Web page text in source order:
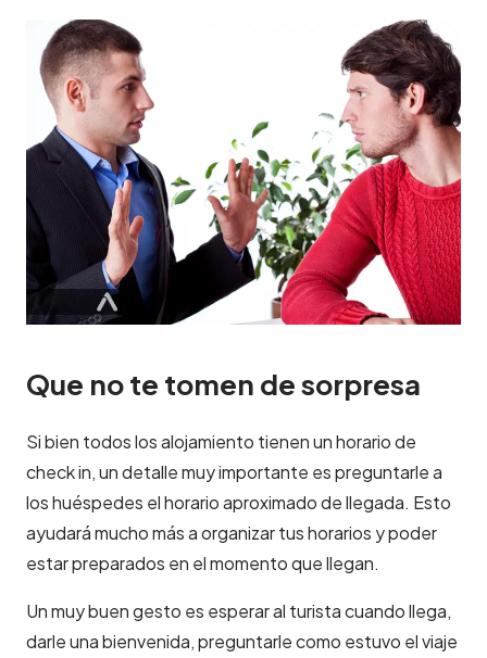
Que no te tomen de sorpresa
Si bien todos los alojamiento tienen un horario de
check in, un detalle muy importante es preguntarle a
los huéspedes el horario aproximado de llegada. Esto
ayudará mucho más a organizar tus horarios y poder
estar preparados en el momento que llegan.
Un muy buen gesto es esperar al turista cuando llega,
darle una bienvenida, preguntarle como estuvo el viaje